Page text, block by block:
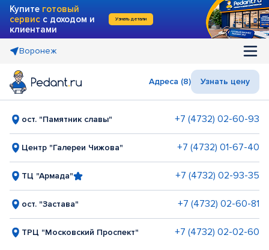
Купите готовый
сервис с доходом и
клиентами
Узнать детали
Воронеж
Адреса (8) Узнать цену
ост. "Памятник славы" +7 (4732) 02-60-93
Центр "Галереи Чижова" +7 (4732) 01-67-40
ТЦ "Армада" +7 (4732) 02-93-35
ост. "Застава" +7 (4732) 02-60-81
ТРЦ "Московский Проспект" +7 (4732) 02-02-60